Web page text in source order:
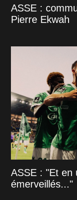
ASSE :
Pierre Ekwah
ASSE : "Et en
émerveillés..."